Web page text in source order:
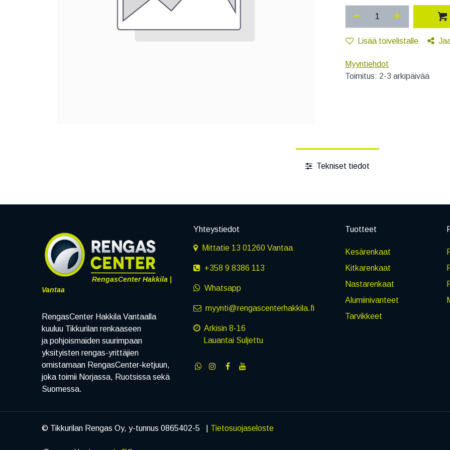
Lisää toivelistalle
Myyntiehdot
Toimitus: 2-3 arkipäivää
Tekniset tiedot
RengasCenter Hakkila |
Vantaa
RengasCenter Hakkila Vantaalla
kuuluu Tikkurilan renkaaseen
ja pohjoismaiden suurimpaan
yksityisten rengas-yrittäjien
omistamaan RengasCenter-ketjuun,
joka toimii Norjassa, Ruotsissa sekä
Suomessa.
Yhteystiedot
Mittatie 13 01260 Vantaa
+358 9 8386 113
Whatsapp
myynti@rengascenterhakkila.fi
Arkisin 8-16
Lauantai Suljettu
Tuotteet
Kesärenkaat
Kitkarenkaat
Nastarenkaat
Alumiinivanteet
Tarvikkeet
© Tikkurilan Rengas Oy, y-tunnus 0865402-5 | Tietosuojaseloste